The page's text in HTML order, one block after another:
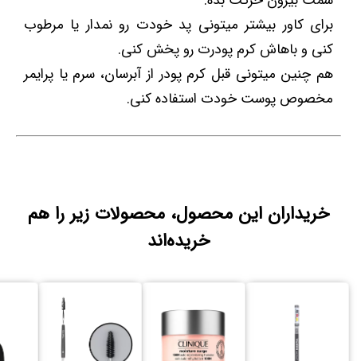
برای کاور بیشتر میتونی پد خودت رو نمدار یا مرطوب
کنی و باهاش کرم پودرت رو پخش کنی.
هم چنین میتونی قبل کرم پودر از آبرسان، سرم یا پرایمر
مخصوص پوست خودت استفاده کنی.
خریداران این محصول، محصولات زیر را هم
خریده‌اند